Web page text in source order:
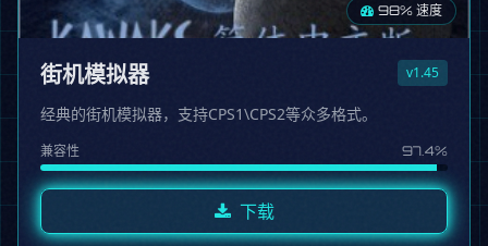
98% 速度
街机模拟器 v1.45
经典的街机模拟器，支持CPS1\CPS2等众多格式。
兼容性 97.4%
下载